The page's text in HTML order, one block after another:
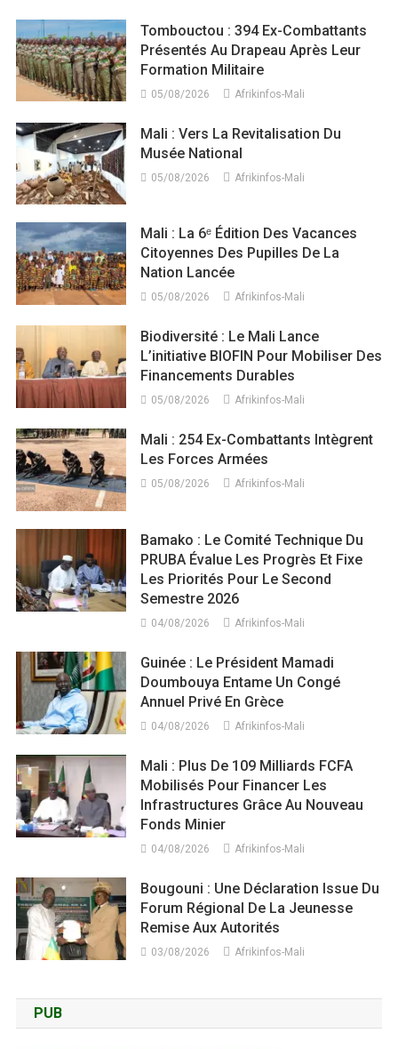
Tombouctou : 394 Ex-Combattants
Présentés Au Drapeau Après Leur
Formation Militaire
05/08/2026 Afrikinfos-Mali
Mali : Vers La Revitalisation Du
Musée National
05/08/2026 Afrikinfos-Mali
Mali : La 6ᵉ Édition Des Vacances
Citoyennes Des Pupilles De La
Nation Lancée
05/08/2026 Afrikinfos-Mali
Biodiversité : Le Mali Lance
L’initiative BIOFIN Pour Mobiliser Des
Financements Durables
05/08/2026 Afrikinfos-Mali
Mali : 254 Ex-Combattants Intègrent
Les Forces Armées
05/08/2026 Afrikinfos-Mali
Bamako : Le Comité Technique Du
PRUBA Évalue Les Progrès Et Fixe
Les Priorités Pour Le Second
Semestre 2026
04/08/2026 Afrikinfos-Mali
Guinée : Le Président Mamadi
Doumbouya Entame Un Congé
Annuel Privé En Grèce
04/08/2026 Afrikinfos-Mali
Mali : Plus De 109 Milliards FCFA
Mobilisés Pour Financer Les
Infrastructures Grâce Au Nouveau
Fonds Minier
04/08/2026 Afrikinfos-Mali
Bougouni : Une Déclaration Issue Du
Forum Régional De La Jeunesse
Remise Aux Autorités
03/08/2026 Afrikinfos-Mali
PUB